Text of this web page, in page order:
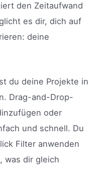
den Zeitaufwand
es dir, dich auf
deine
du deine Projekte in
Drag-and-Drop-
oder
und schnell. Du
Filter anwenden
was dir gleich